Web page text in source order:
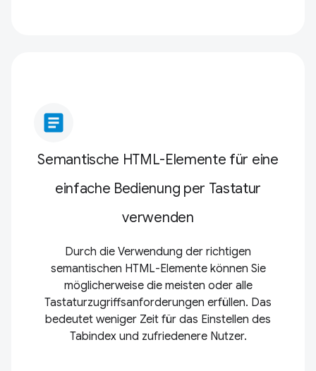
article
Semantische HTML-Elemente für eine
einfache Bedienung per Tastatur
verwenden
Durch die Verwendung der richtigen
semantischen HTML-Elemente können Sie
möglicherweise die meisten oder alle
Tastaturzugriffsanforderungen erfüllen. Das
bedeutet weniger Zeit für das Einstellen des
Tabindex und zufriedenere Nutzer.